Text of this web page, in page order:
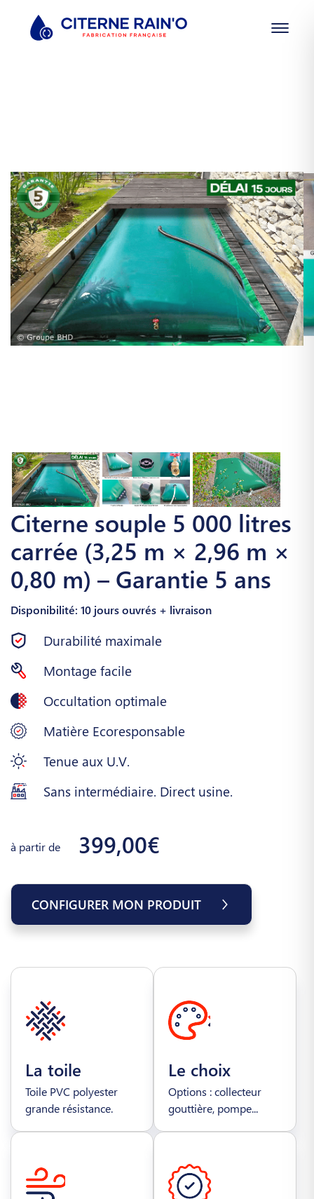
Citerne souple 5 000 litres
carrée (3,25 m × 2,96 m ×
0,80 m) – Garantie 5 ans
Disponibilité: 10 jours ouvrés + livraison
Durabilité maximale
Montage facile
Occultation optimale
Matière Ecoresponsable
Tenue aux U.V.
Sans intermédiaire. Direct usine.
à partir de 399,00€
CONFIGURER MON PRODUIT
La toile
Toile PVC polyester
grande résistance.
Le choix
Options : collecteur
gouttière, pompe...